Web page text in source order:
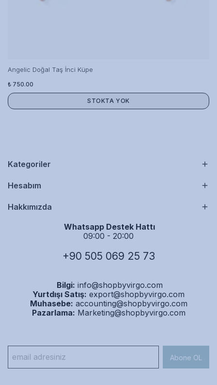
Angelic Doğal Taş İnci Küpe
₺ 750.00
STOKTA YOK
Kategoriler
Hesabım
Hakkımızda
Whatsapp Destek Hattı
09:00 - 20:00
+90 505 069 25 73
Bilgi: info@shopbyvirgo.com
Yurtdışı Satış: export@shopbyvirgo.com
Muhasebe: accounting@shopbyvirgo.com
Pazarlama: Marketing@shopbyvirgo.com
Abone OL